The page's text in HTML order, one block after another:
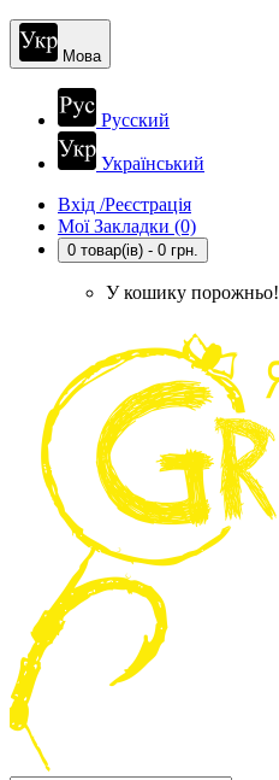
Мова
Русский
Український
Вхід /Реєстрація
Мої Закладки (0)
0 товар(ів) - 0 грн.
У кошику порожньо!